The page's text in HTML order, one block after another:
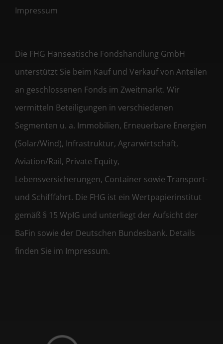
Impressum
Die FHG Hanseatische Fondshandlung GmbH
unterstützt Sie beim Kauf und Verkauf von Anteilen
an geschlossenen Fonds im Zweitmarkt. Wir
vermitteln Beteiligungen in verschiedenen
Segmenten u. a. Immobilien, Erneuerbare Energien
(Solar/Wind), Infrastruktur, Agrarwirtschaft,
Aviation/Rail, Private Equity,
Lebensversicherungen, Container sowie Transport-
und Schifffahrt. Die FHG ist ein Wertpapierinstitut
gemäß § 15 WpIG und unterliegt der Aufsicht der
BaFin sowie der Deutschen Bundesbank. Details
finden Sie im Impressum.